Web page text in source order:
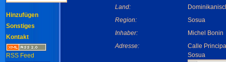
Land:
Region:
Sosua
Inhaber:
Michel Bonin
Adresse:
Calle
Sosua
Hinzufügen
Sonstiges
Kontakt
RSS Feed